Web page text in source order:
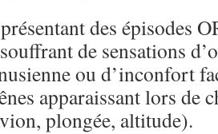
des épisodes
de sensations
ou d’inconfort
apparaissant lors de
plongée, altitude).